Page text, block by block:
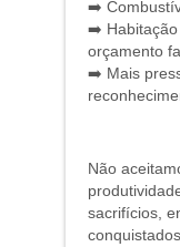
➡️
➡️ Habitação
orçamento
➡️ Mais
Não
sacrifícios,